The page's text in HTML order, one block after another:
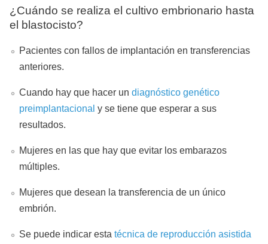
¿Cuándo se realiza el cultivo embrionario hasta
el blastocisto?
Pacientes con fallos de implantación en transferencias
anteriores.
Cuando hay que hacer un diagnóstico genético
preimplantacional y se tiene que esperar a sus
resultados.
Mujeres en las que hay que evitar los embarazos
múltiples.
Mujeres que desean la transferencia de un único
embrión.
Se puede indicar esta técnica de reproducción asistida